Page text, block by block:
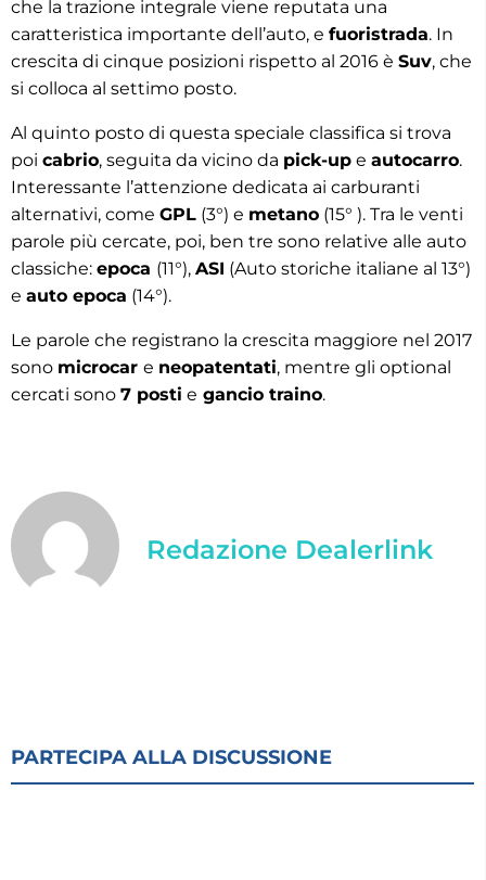
che la trazione integrale viene reputata una
caratteristica importante dell’auto, e fuoristrada. In
crescita di cinque posizioni rispetto al 2016 è Suv, che
si colloca al settimo posto.
Al quinto posto di questa speciale classifica si trova
poi cabrio, seguita da vicino da pick-up e autocarro.
Interessante l’attenzione dedicata ai carburanti
alternativi, come GPL (3°) e metano (15° ). Tra le venti
parole più cercate, poi, ben tre sono relative alle auto
classiche: epoca (11°), ASI (Auto storiche italiane al 13°)
e auto epoca (14°).
Le parole che registrano la crescita maggiore nel 2017
sono microcar e neopatentati, mentre gli optional
cercati sono 7 posti e gancio traino.
Redazione Dealerlink
PARTECIPA ALLA DISCUSSIONE